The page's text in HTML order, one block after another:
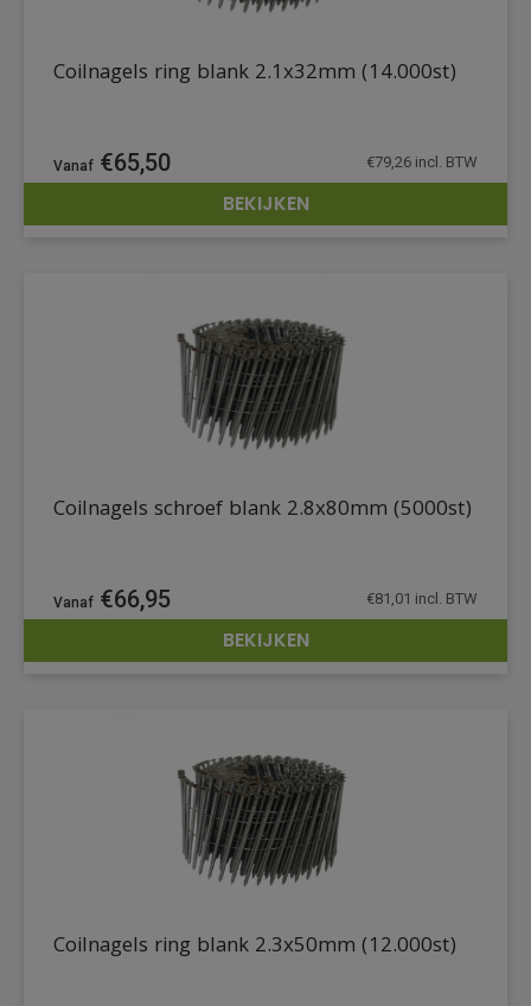
DETAILS
Coilnagels ring blank 2.1x32mm (14.000st)
€65,50 €79,26 incl. BTW
BEKIJKEN
DETAILS
Coilnagels schroef blank 2.8x80mm (5000st)
€66,95 €81,01 incl. BTW
BEKIJKEN
Coilnagels ring blank 2.3x50mm (12.000st)